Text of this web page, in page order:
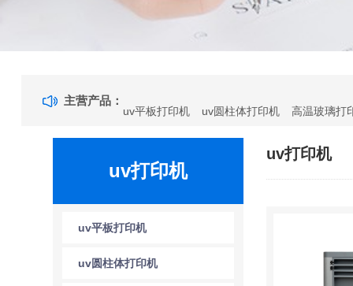
主营产品：
uv平板打印机 uv圆柱体打印机 高温玻璃打
uv打印机
uv平板打印机
uv圆柱体打印机
uv打印机